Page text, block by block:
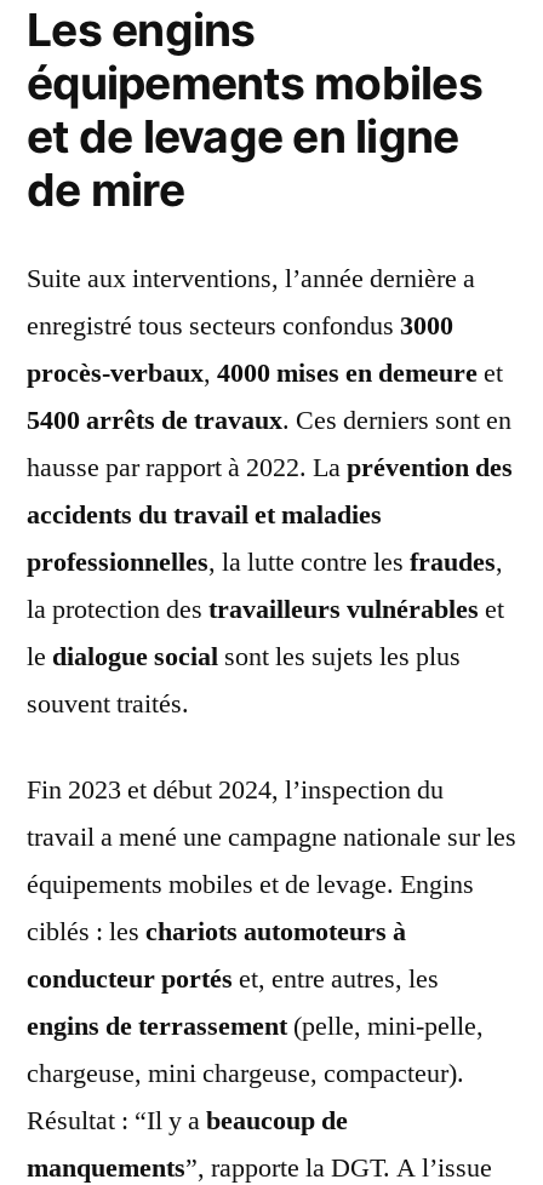
Les engins
équipements mobiles
et de levage en ligne
de mire
Suite aux interventions, l’année dernière a
enregistré tous secteurs confondus 3000
procès-verbaux, 4000 mises en demeureet
5400 arrêts de travaux. Ces derniers sont en
hausse par rapport à 2022. Laprévention des
accidents du travail et maladies
professionnelles, la lutte contre les fraudes,
la protection des travailleurs vulnérables et
le dialogue social sont les sujets les plus
souvent traités.
Fin 2023 et début 2024, l’inspection du
travail a mené une campagne nationale sur les
équipements mobiles et de levage. Engins
ciblés : les chariots automoteurs à
conducteur portés et, entre autres, les
engins de terrassement(pelle, mini-pelle,
chargeuse, mini chargeuse, compacteur).
Résultat : “Il y abeaucoup de
manquements”, rapporte la DGT. A l’issue